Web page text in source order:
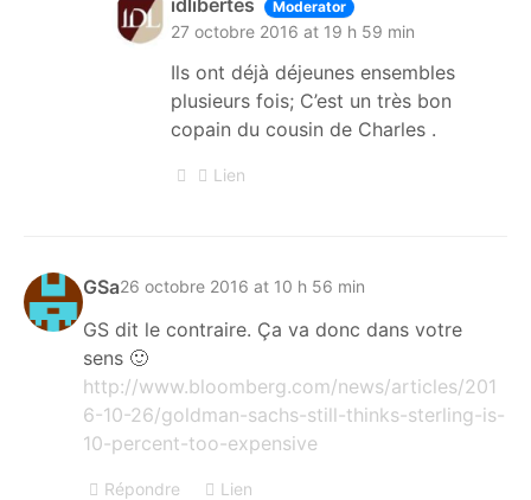
Moderator
27 octobre 2016 at 19 h 59 min
Ils ont déjà déjeunes ensembles
plusieurs fois; C’est un très bon
copain du cousin de Charles .
Lien
GSa26 octobre 2016 at 10 h 56 min
GS dit le contraire. Ça va donc dans votre
sens 🙂
http://www.bloomberg.com/news/articles/201
6-10-26/goldman-sachs-still-thinks-sterling-is-
10-percent-too-expensive
Répondre Lien